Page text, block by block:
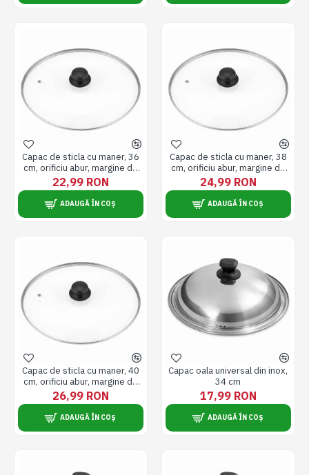
Capac de sticla cu maner, 36
cm, orificiu abur, margine de
inox, termorezistent
22,99 RON
ADAUGĂ ÎN COȘ
Capac de sticla cu maner, 38
cm, orificiu abur, margine de
inox, termorezistent
24,99 RON
ADAUGĂ ÎN COȘ
Capac de sticla cu maner, 40
cm, orificiu abur, margine de
inox, termorezistent
26,99 RON
ADAUGĂ ÎN COȘ
Capac oala universal din inox,
34 cm
17,99 RON
ADAUGĂ ÎN COȘ